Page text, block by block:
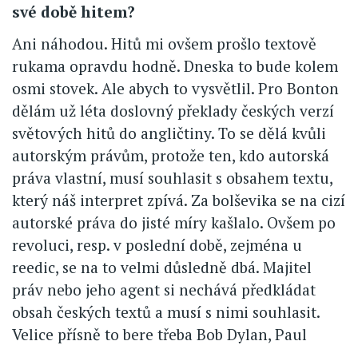
své době hitem?
Ani náhodou. Hitů mi ovšem prošlo textově
rukama opravdu hodně. Dneska to bude kolem
osmi stovek. Ale abych to vysvětlil. Pro Bonton
dělám už léta doslovný překlady českých verzí
světových hitů do angličtiny. To se dělá kvůli
autorským právům, protože ten, kdo autorská
práva vlastní, musí souhlasit s obsahem textu,
který náš interpret zpívá. Za bolševika se na cizí
autorské práva do jisté míry kašlalo. Ovšem po
revoluci, resp. v poslední době, zejména u
reedic, se na to velmi důsledně dbá. Majitel
práv nebo jeho agent si nechává předkládat
obsah českých textů a musí s nimi souhlasit.
Velice přísně to bere třeba Bob Dylan, Paul